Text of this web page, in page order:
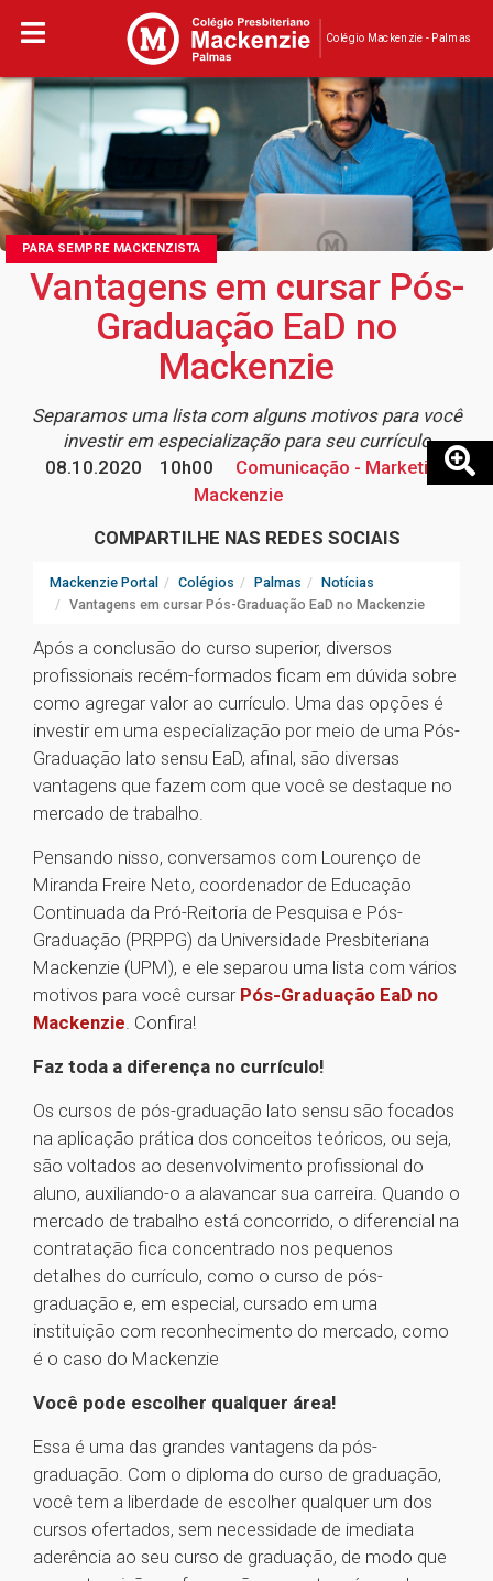
Colégio Mackenzie - Palmas
PARA SEMPRE MACKENZISTA
Vantagens em cursar Pós-
Graduação EaD no
Mackenzie
Separamos uma lista com alguns motivos para você
investir em especialização para seu currículo
08.10.2020
10h00
Comunicação - Marketing
Mackenzie
COMPARTILHE NAS REDES SOCIAIS
Mackenzie Portal Colégios Palmas
Notícias
Vantagens em cursar Pós-Graduação EaD no Mackenzie
Após a conclusão do curso superior, diversos
profissionais recém-formados ficam em dúvida sobre
como agregar valor ao currículo. Uma das opções é
investir em uma especialização por meio de uma Pós-
Graduação lato sensu EaD, afinal, são diversas
vantagens que fazem com que você se destaque no
mercado de trabalho.
Pensando nisso, conversamos com Lourenço de
Miranda Freire Neto, coordenador de Educação
Continuada da Pró-Reitoria de Pesquisa e Pós-
Graduação (PRPPG) da Universidade Presbiteriana
Mackenzie (UPM), e ele separou uma lista com vários
motivos para você cursar Pós-Graduação EaD no
Mackenzie. Confira!
Faz toda a diferença no currículo!
Os cursos de pós-graduação lato sensu são focados
na aplicação prática dos conceitos teóricos, ou seja,
são voltados ao desenvolvimento profissional do
aluno, auxiliando-o a alavancar sua carreira. Quando o
mercado de trabalho está concorrido, o diferencial na
contratação fica concentrado nos pequenos
detalhes do currículo, como o curso de pós-
graduação e, em especial, cursado em uma
instituição com reconhecimento do mercado, como
é o caso do Mackenzie
Você pode escolher qualquer área!
Essa é uma das grandes vantagens da pós-
graduação. Com o diploma do curso de graduação,
você tem a liberdade de escolher qualquer um dos
cursos ofertados, sem necessidade de imediata
aderência ao seu curso de graduação, de modo que